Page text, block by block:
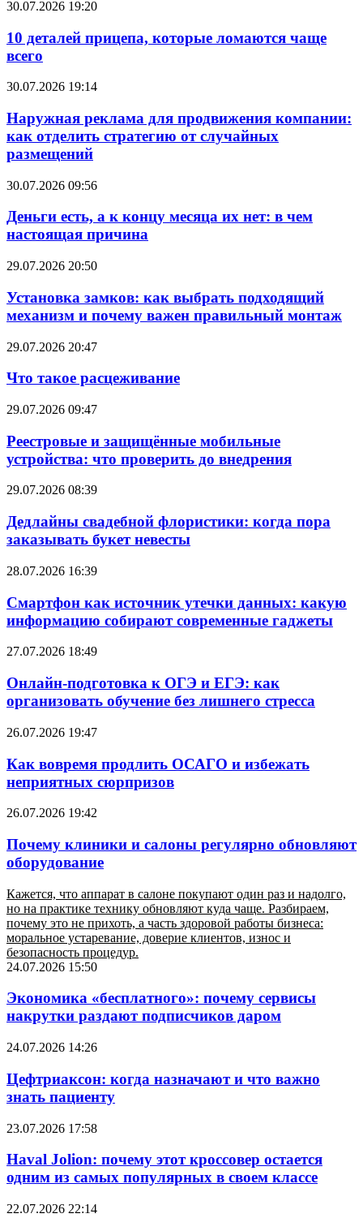
30.07.2026 19:20
10 деталей прицепа, которые ломаются чаще
всего
30.07.2026 19:14
Наружная реклама для продвижения компании:
как отделить стратегию от случайных
размещений
30.07.2026 09:56
Деньги есть, а к концу месяца их нет: в чем
настоящая причина
29.07.2026 20:50
Установка замков: как выбрать подходящий
механизм и почему важен правильный монтаж
29.07.2026 20:47
Что такое расцеживание
29.07.2026 09:47
Реестровые и защищённые мобильные
устройства: что проверить до внедрения
29.07.2026 08:39
Дедлайны свадебной флористики: когда пора
заказывать букет невесты
28.07.2026 16:39
Смартфон как источник утечки данных: какую
информацию собирают современные гаджеты
27.07.2026 18:49
Онлайн-подготовка к ОГЭ и ЕГЭ: как
организовать обучение без лишнего стресса
26.07.2026 19:47
Как вовремя продлить ОСАГО и избежать
неприятных сюрпризов
26.07.2026 19:42
Почему клиники и салоны регулярно обновляют
оборудование
Кажется, что аппарат в салоне покупают один раз и надолго,
но на практике технику обновляют куда чаще. Разбираем,
почему это не прихоть, а часть здоровой работы бизнеса:
моральное устаревание, доверие клиентов, износ и
безопасность процедур.
24.07.2026 15:50
Экономика «бесплатного»: почему сервисы
накрутки раздают подписчиков даром
24.07.2026 14:26
Цефтриаксон: когда назначают и что важно
знать пациенту
23.07.2026 17:58
Haval Jolion: почему этот кроссовер остается
одним из самых популярных в своем классе
22.07.2026 22:14